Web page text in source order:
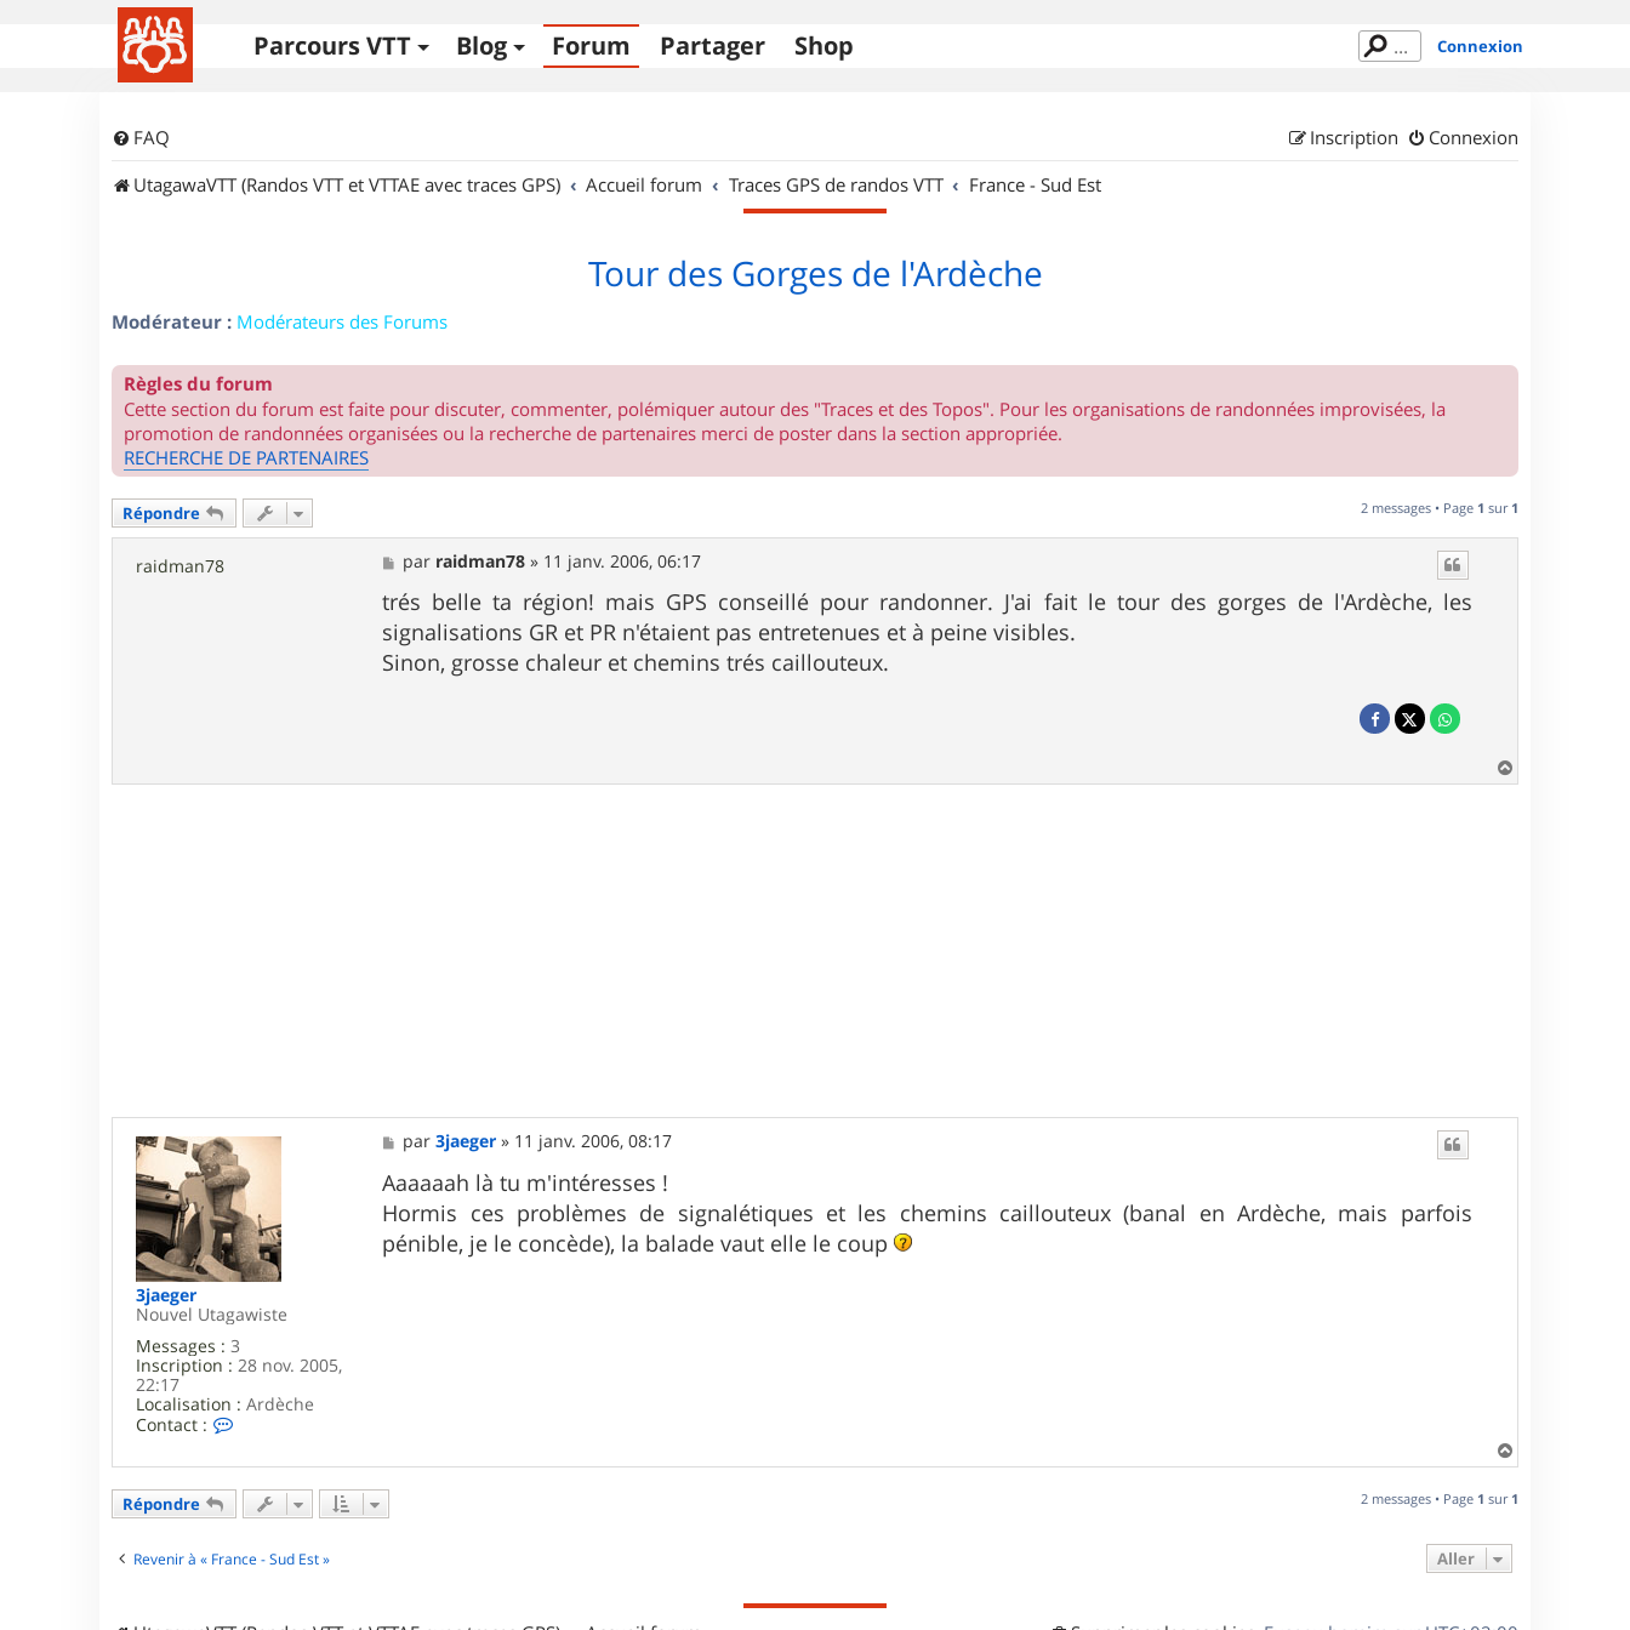
Parcours VTT Blog Forum Partager Shop Connexion
FAQ Connexion
Inscription
UtagawaVTT (Randos VTT et VTTAE avec traces GPS)
Accueil forum Traces GPS de randos VTT France - Sud Est
Tour des Gorges de l'Ardèche
Modérateur : Modérateurs des Forums
Règles du forum
Cette section du forum est faite pour discuter, commenter, polémiquer autour des "Traces et des Topos". Pour les organisations de randonnées improvisées, la
promotion de randonnées organisées ou la recherche de partenaires merci de poster dans la section appropriée.
RECHERCHE DE PARTENAIRES
Répondre 2 messages • Page 1 sur 1
raidman78
M
e
s
s
a
g
e
par raidman78 » 11 janv. 2006, 06:17
trés belle ta région! mais GPS conseillé pour randonner. J'ai fait le tour des gorges de l'Ardèche, les
signalisations GR et PR n'étaient pas entretenues et à peine visibles.
Sinon, grosse chaleur et chemins trés caillouteux.
a
3jaeger
Nouvel Utagawiste
Messages : 3
Inscription : 28 nov. 2005,
22:17
Localisation : Ardèche
Contact :
n
c
e
M
e
s
s
a
g
e
par3jaeger » 11 janv. 2006, 08:17
Aaaaaah là tu m'intéresses !
Hormis ces problèmes de signalétiques et les chemins caillouteux (banal en Ardèche, mais parfois
pénible, je le concède), la balade vaut elle le coup
a
t
Répondre 2 messages • Page 1 sur 1
Revenir à « France - Sud Est » Aller